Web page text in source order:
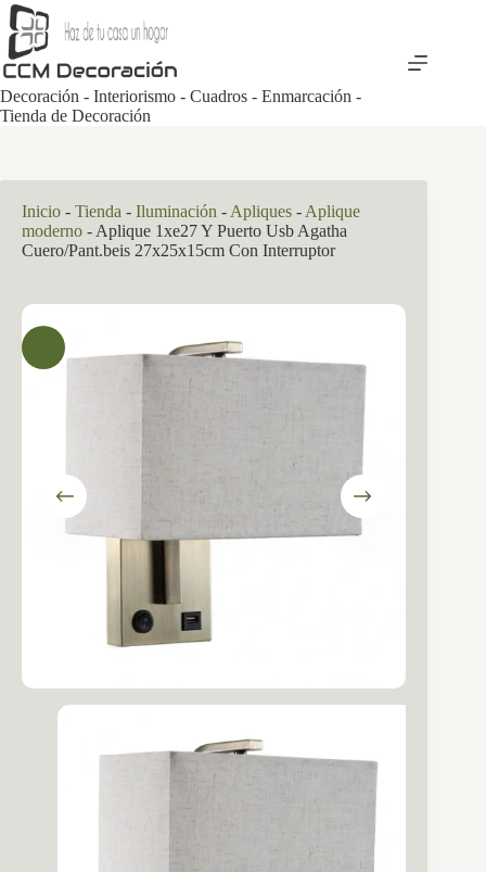
Saltar
al
contenido
Decoración - Interiorismo - Cuadros - Enmarcación -
Tienda de Decoración
Inicio - Tienda - Iluminación - Apliques - Aplique
moderno - Aplique 1xe27 Y Puerto Usb Agatha
Cuero/Pant.beis 27x25x15cm Con Interruptor